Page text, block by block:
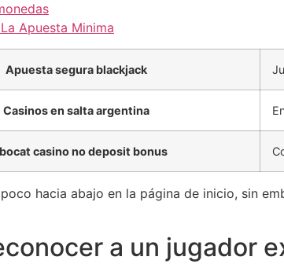
Apuesta Minima
Apuesta segura blackjack
Casinos en salta argentina
casino no deposit bonus
hacia abajo en la página de inicio, sin
a un jugador